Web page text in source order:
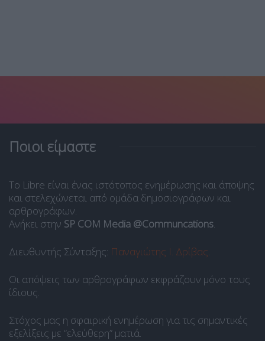
Ποιοι είμαστε
Το Libre είναι ένας ιστότοπος ενημέρωσης και άποψης
και στελεχώνεται από ομάδα δημοσιογράφων και
αρθρογράφων.
Ανήκει στην SP COM Media @Communcations.
Διευθυντής Σύνταξης: Παναγιώτης Ι. Δρίβας.
Οι απόψεις των αρθρογράφων εκφράζουν μόνο τους
ίδιους.
Στόχος μας η σφαιρική ενημέρωση για τις σημαντικές
εξελίξεις με “ελεύθερη” ματιά.